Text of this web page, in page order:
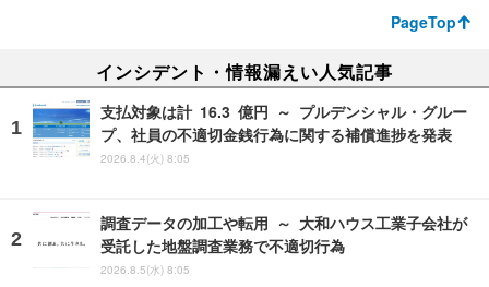
PageTop
インシデント・情報漏えい人気記事
支払対象は計 16.3 億円 ～ プルデンシャル・グルー
プ、社員の不適切金銭行為に関する補償進捗を発表
2026.8.4(火) 8:05
調査データの加工や転用 ～ 大和ハウス工業子会社が
受託した地盤調査業務で不適切行為
2026.8.5(水) 8:05